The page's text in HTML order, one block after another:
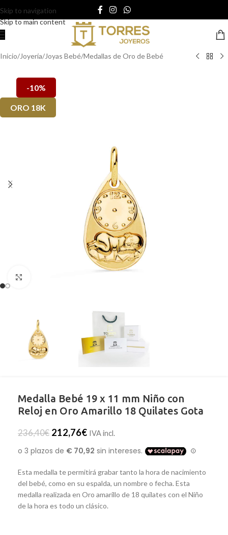
Skip to navigation
Skip to main content
Inicio/Joyería/Joyas Bebé/Medallas de Oro de Bebé
-10%
ORO 18K
Medalla Bebé 19 x 11 mm Niño con
Reloj en Oro Amarillo 18 Quilates Gota
236,40€ 212,76€ IVA incl.
Esta medalla te permitirá grabar tanto la hora de nacimiento
del bebé, como en su espalda, un nombre o fecha. Esta
medalla realizada en Oro amarillo de 18 quilates con el Niño
de la hora es todo un clásico.